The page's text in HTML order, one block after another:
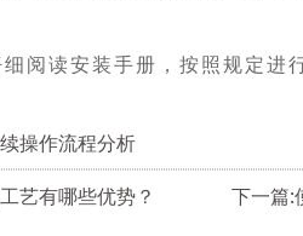
细阅读安装手册，按照规定进
操作流程分析
艺有哪些优势？
下一篇: